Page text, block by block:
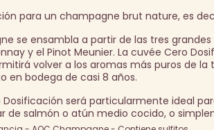
para un champagne brut nature, es
se ensambla a partir de las tres
y el Pinot Meunier. La cuvée Cero
volver a los aromas más puros de
en bodega de casi 8 años.
Dosificación será particularmente ideal
de salmón o atún medio cocido, o